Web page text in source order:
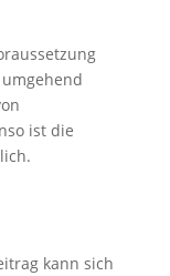
ist die
kann sich